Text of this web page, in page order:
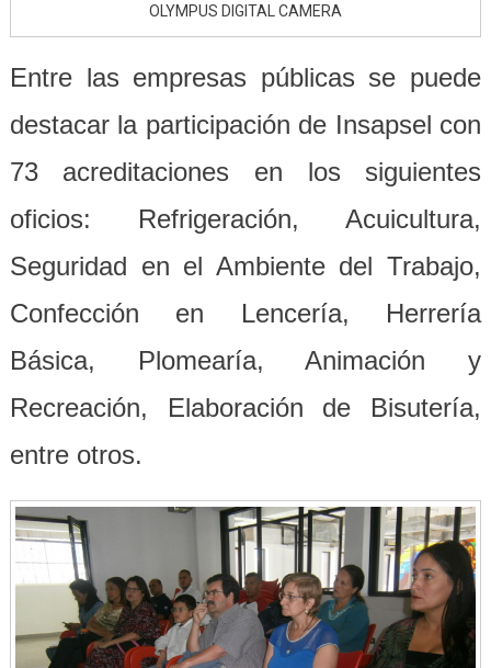
OLYMPUS DIGITAL CAMERA
Entre las empresas públicas se puede
destacar la participación de Insapsel con
73 acreditaciones en los siguientes
oficios: Refrigeración, Acuicultura,
Seguridad en el Ambiente del Trabajo,
Confección en Lencería, Herrería
Básica, Plomearía, Animación y
Recreación, Elaboración de Bisutería,
entre otros.